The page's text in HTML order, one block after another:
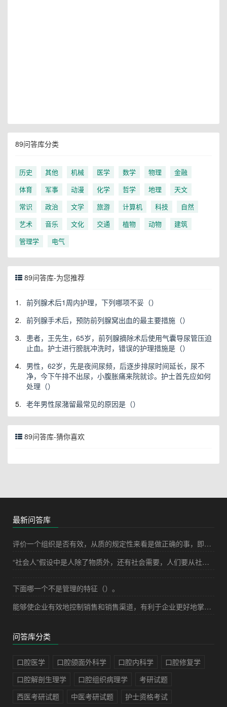
89问答库分类
历史 其他 机械 医学 数学 物理
金融
体育
军事 动漫 化学 哲学 地理
天文
常识
政治 文学 旅游 计算机 科技
自然
艺术
音乐 文化 交通 植物 动物
建筑
管理学
电气
89问答库-为您推荐
1. 前列腺术后1周内护理，下列哪项不妥（）
2. 前列腺手术后，预防前列腺窝出血的最主要措施（）
3. 患者，王先生，65岁，前列腺摘除术后使用气囊导尿管压迫
止血。护士进行膀胱冲洗时，错误的护理措施是（）
4. 男性，62岁，先是夜间尿频，后逐步排尿时间延长，尿不
净，今下午排不出尿，小腹胀痛来院就诊。护士首先应如何
处理（）
5. 老年男性尿潴留最常见的原因是（）
89问答库-猜你喜欢
最新问答库
评价一个组织是否有效，从质的规定性来看是做正确的事，即效果；从量的规定性来看是有效程度是正确地做事，即效率。
“社会人”假设中是人除了物质外，还有社会需要，人们要从社会关系中寻找乐趣。
下面哪一个不是管理的特征（）。
能够使企业有效地控制销售和销售渠道，有利于企业更好地掌握市场信息和发展趋势。从而增加产品的市场适应度，但其风险在于要设计新的业务领域，并且这种新领域在技术上的要求。往往高于自身企业在原油领域的技术要求，由于业务生疏和技术人才，资金等资源的短缺和不充分而导致战略无法有效实施，乃至于影响到企业原来的业务。属于以下一体化发展战略的哪个具体形式（）？
问答库分类
口腔医学 口腔颌面外科学 口腔内科学
口腔修复学
口腔解剖生理学
口腔组织病理学
考研试题
西医考研试题
中医考研试题 护士资格考试